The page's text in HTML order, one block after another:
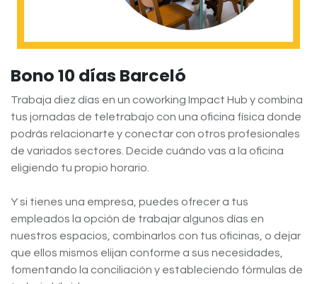
Bono 10 días Barceló
Trabaja diez días en un coworking Impact Hub y combina
tus jornadas de teletrabajo con una oficina física donde
podrás relacionarte y conectar con otros profesionales
de variados sectores. Decide cuándo vas a la oficina
eligiendo tu propio horario.
Y si tienes una empresa, puedes ofrecer a tus
empleados la opción de trabajar algunos días en
nuestros espacios, combinarlos con tus oficinas, o dejar
que ellos mismos elijan conforme a sus necesidades,
fomentando la conciliación y estableciendo fórmulas de